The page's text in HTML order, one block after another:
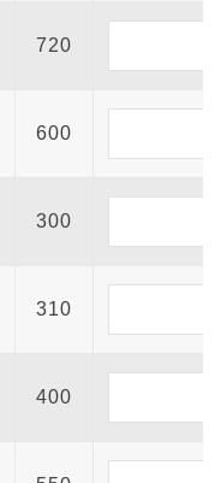
全鎢鋼銑刀
台製WEENIX加長二
銑刀
720
600
300
310
400